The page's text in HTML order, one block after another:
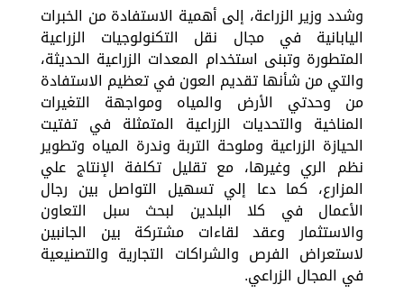
وشدد وزير الزراعة، إلى أهمية الاستفادة من الخبرات
اليابانية في مجال نقل التكنولوجيات الزراعية
المتطورة وتبنى استخدام المعدات الزراعية الحديثة،
والتي من شأنها تقديم العون في تعظيم الاستفادة
من وحدتي الأرض والمياه ومواجهة التغيرات
المناخية والتحديات الزراعية المتمثلة في تفتيت
الحيازة الزراعية وملوحة التربة وندرة المياه وتطوير
نظم الري وغيرها، مع تقليل تكلفة الإنتاج علي
المزارع، كما دعا إلي تسهيل التواصل بين رجال
الأعمال في كلا البلدين لبحث سبل التعاون
والاستثمار وعقد لقاءات مشتركة بين الجانبين
لاستعراض الفرص والشراكات التجارية والتصنيعية
في المجال الزراعي.